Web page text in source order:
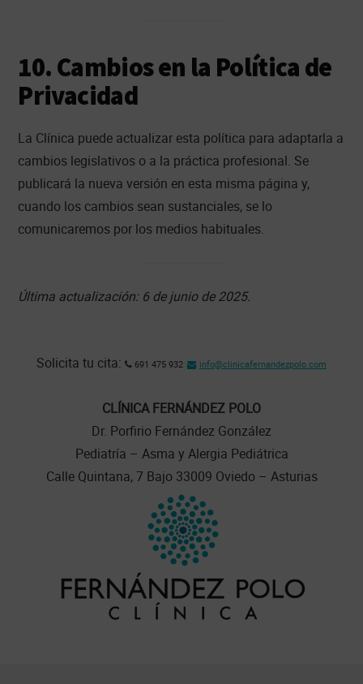
10. Cambios en la Política de
Privacidad
La Clínica puede actualizar esta política para adaptarla a
cambios legislativos o a la práctica profesional. Se
publicará la nueva versión en esta misma página y,
cuando los cambios sean sustanciales, se lo
comunicaremos por los medios habituales.
Última actualización: 6 de junio de 2025.
Solicita tu cita: 691 475 932 info@clinicafernandezpolo.com
CLÍNICA FERNÁNDEZ POLO
Dr. Porfirio Fernández González
Pediatría – Asma y Alergia Pediátrica
Calle Quintana, 7 Bajo 33009 Oviedo – Asturias